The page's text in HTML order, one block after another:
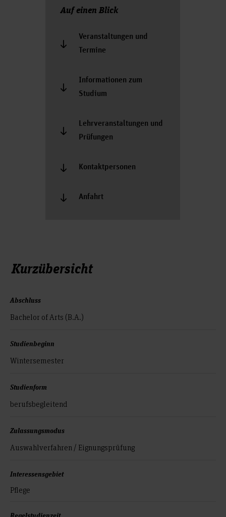
Auf einen Blick
Veranstaltungen und
Termine
Informationen zum
Studium
Lehrveranstaltungen und
Prüfungen
Kontaktpersonen
Anfahrt
Kurzübersicht
Abschluss
Bachelor of Arts (B.A.)
Studienbeginn
Wintersemester
Studienform
berufsbegleitend
Zulassungsmodus
Auswahlverfahren / Eignungsprüfung
Interessensgebiet
Pflege